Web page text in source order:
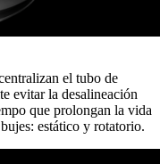
el tubo de
evitar la desalineación
que prolongan la vida
estático y rotatorio.